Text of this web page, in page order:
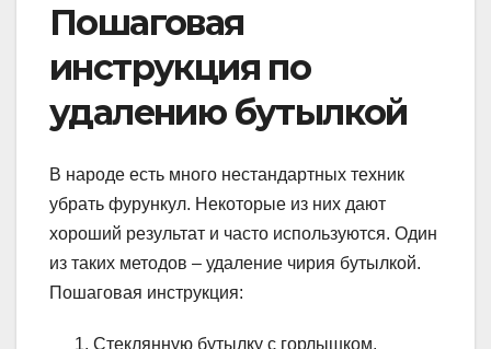
Пошаговая
инструкция по
удалению бутылкой
В народе есть много нестандартных техник
убрать фурункул. Некоторые из них дают
хороший результат и часто используются. Один
из таких методов – удаление чирия бутылкой.
Пошаговая инструкция:
Стеклянную бутылку с горлышком,